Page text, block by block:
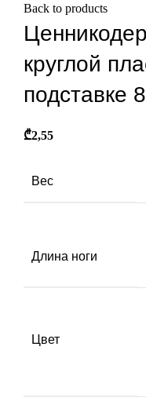
Back to products
круглой
подставке
₾2,55
Вес
Длина ноги
Цвет